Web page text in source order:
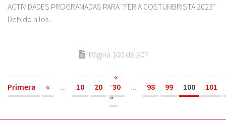
ACTIVIDADES PROGRAMADAS PARA “FERIA COSTUMBRISTA 2023”
Debido a los...
Página 100 de 507
«
Primera
« ... 10 20 30 ... 98 99 100
101
»